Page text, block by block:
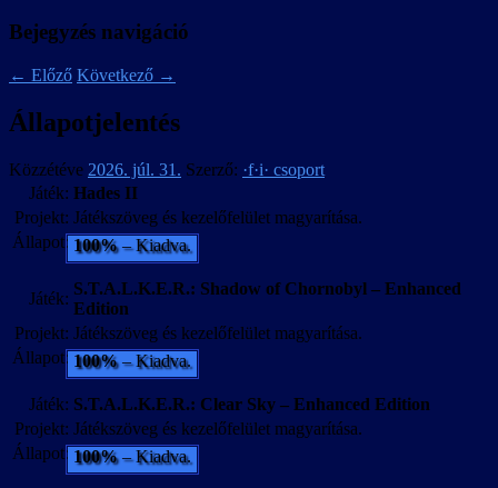
Bejegyzés navigáció
← Előző Következő →
Állapotjelentés
Közzétéve 2026. júl. 31. Szerző: ·f·i· csoport
Játék: Hades II
Projekt: Játékszöveg és kezelőfelület magyarítása.
Állapot: 100%– Kiadva.
Játék:
S.T.A.L.K.E.R.: Shadow of Chornobyl – Enhanced
Edition
Projekt: Játékszöveg és kezelőfelület magyarítása.
Állapot: 100%– Kiadva.
Játék: S.T.A.L.K.E.R.: Clear Sky – Enhanced Edition
Projekt: Játékszöveg és kezelőfelület magyarítása.
Állapot: 100%– Kiadva.